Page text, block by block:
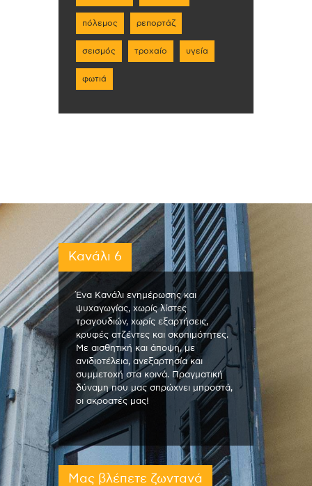
πόλεμος ρεπορτάζ
σεισμός τροχαίο υγεία
φωτιά
Κανάλι 6
Ένα Κανάλι ενημέρωσης και
ψυχαγωγίας, χωρίς λίστες
τραγουδιών, χωρίς εξαρτήσεις,
κρυφές ατζέντες και σκοπιμότητες.
Με αισθητική και άποψη, με
ανιδιοτέλεια, ανεξαρτησία και
συμμετοχή στα κοινά. Πραγματική
δύναμη που μας σπρώχνει μπροστά,
οι ακροατές μας!
Μας βλέπετε ζωντανά